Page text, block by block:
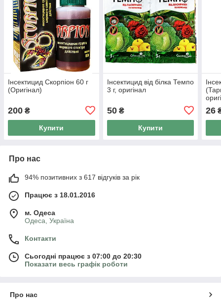
Інсектицид Скорпіон 60 г
(Оригінал)
200 ₴
Купити
Інсектицид від білка Темпо
3 г, оригінал
50₴
Купити
26
Про нас
94% позитивних з 617 відгуків за рік
Працює з 18.01.2016
м. Одеса
Одеса, Україна
Контакти
Сьогодні працює з 07:00 до 20:30
Показати весь графік роботи
Про нас